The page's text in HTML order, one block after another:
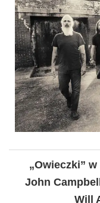
„Owieczki” w
John
Will